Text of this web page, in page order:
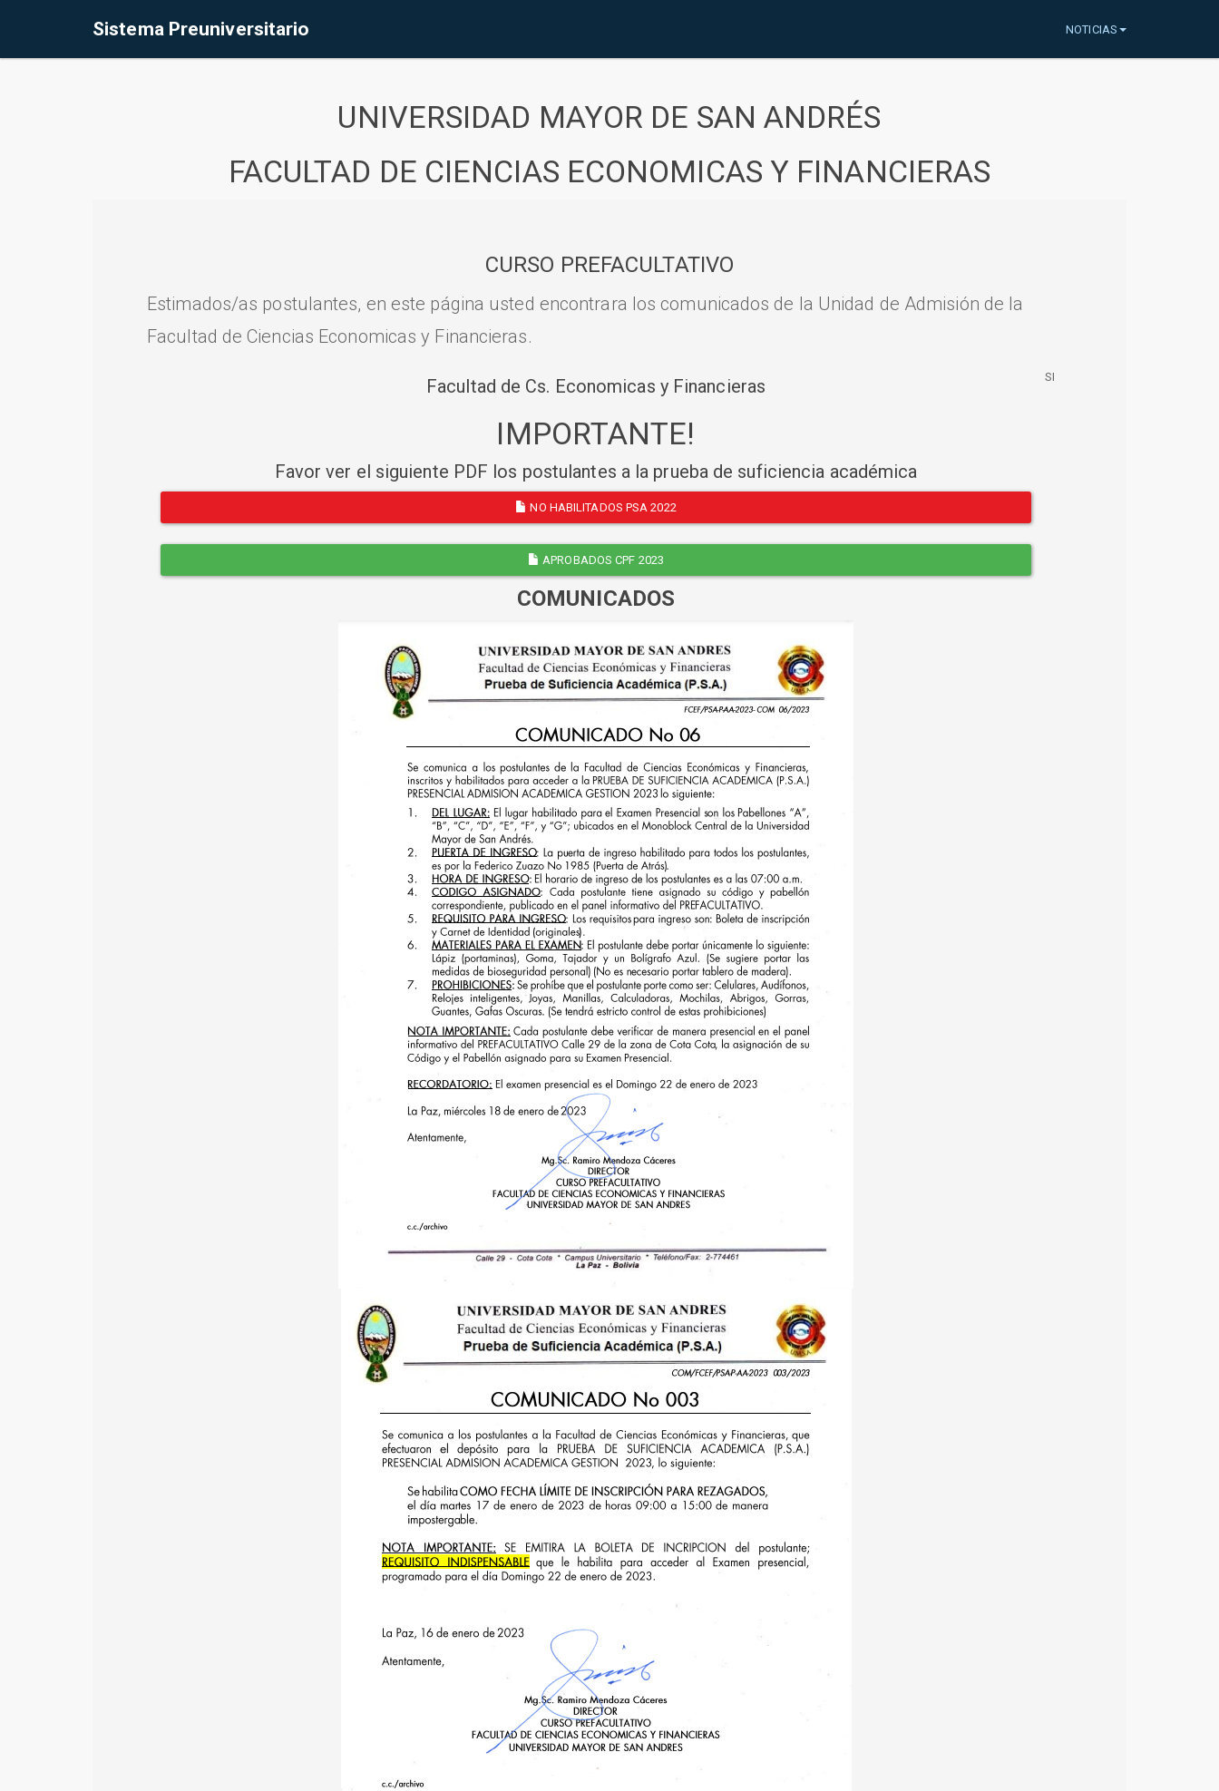
Sistema Preuniversitario NOTICIAS
UNIVERSIDAD MAYOR DE SAN ANDRÉS
FACULTAD DE CIENCIAS ECONOMICAS Y FINANCIERAS
CURSO PREFACULTATIVO
Estimados/as postulantes, en este página usted encontrara los comunicados de la Unidad de Admisión de la
Facultad de Ciencias Economicas y Financieras.
Facultad de Cs. Economicas y Financieras
IMPORTANTE!
Favor ver el siguiente PDF los postulantes a la prueba de suficiencia académica
NO HABILITADOS PSA 2022
APROBADOS CPF 2023
COMUNICADOS
SI